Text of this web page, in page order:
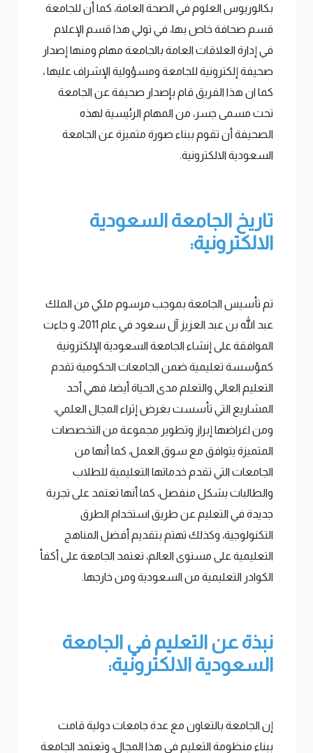
بكالوريوس العلوم في الصحة العامة، كما أن للجامعة
قسم صحافة خاص بها، في تولي هذا قسم الإعلام
في إدارة العلاقات العامة بالجامعة مهام ومنها إصدار
صحيفة إلكترونية للجامعة ومسؤولية الإشراف عليها ،
كما ان هذا الفريق قام بإصدار صحيفة عن الجامعة
تحت مسمى جسر، من المهام الرئيسية لهذه
الصحيفة أن تقوم ببناء صورة متميزة عن الجامعة
السعودية الالكترونية.
تاريخ الجامعة السعودية
الالكترونية:
تم تأسيس الجامعة بموجب مرسوم ملكي من الملك
عبد الله بن عبد العزيز آل سعود في عام 2011، و جاءت
الموافقة على إنشاء الجامعة السعودية الإلكترونية
كمؤسسة تعليمية ضمن الجامعات الحكومية تقدم
التعليم العالي والتعلم مدى الحياة أيضا، فهي أحد
المشاريع التي تأسست بغرض إثراء المجال العلمي،
ومن اغراضها إبراز وتطوير مجموعة من التخصصات
المتميزة يتوافق مع سوق العمل، كما أنها من
الجامعات التي تقدم خدماتها التعليمية للطلاب
والطالبات بشكل منفصل، كما أنها تعتمد على تجربة
جديدة في التعليم عن طريق استخدام الطرق
التكنولوجية، وكذلك تهتم بتقديم أفضل المناهج
التعليمية على مستوى العالم، تعتمد الجامعة على أكفأ
الكوادر التعليمية من السعودية ومن خارجها.
نبذة عن التعليم في الجامعة
السعودية الالكترونية:
إن الجامعة بالتعاون مع عدة جامعات دولية قامت
ببناء منظومة التعليم في هذا المجال، وتعتمد الجامعة